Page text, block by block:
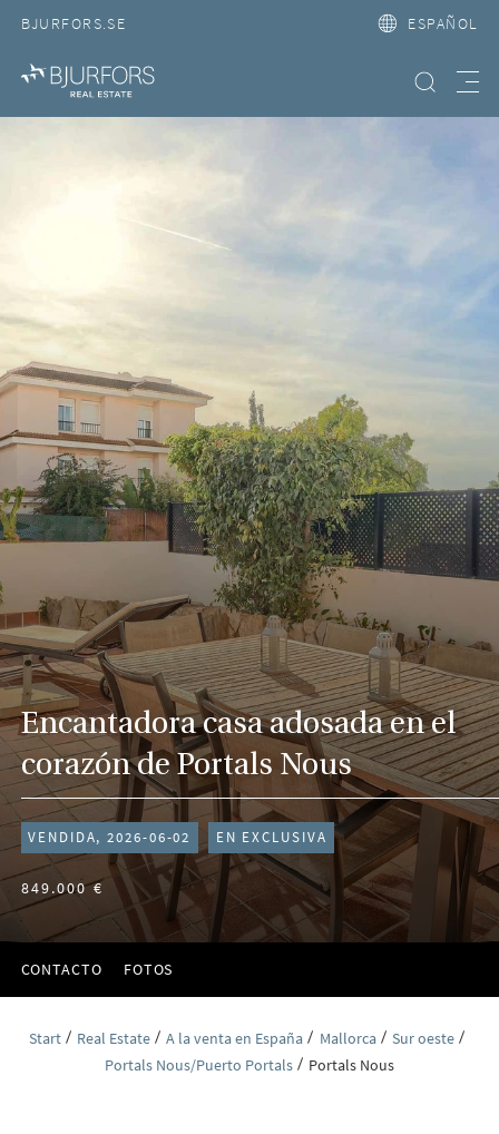
BJURFORS.SE ESPAÑOL
Búsqueda
Encantadora casa adosada en el
corazón de Portals Nous
VENDIDA, 2026-06-02 EN EXCLUSIVA
849.000 €
CONTACTO FOTOS
Start Real Estate A la venta en España Mallorca
Sur oeste
Portals Nous/Puerto Portals
Portals Nous